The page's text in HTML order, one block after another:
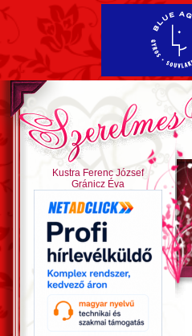
Kustra Ferenc József
Gránicz Éva